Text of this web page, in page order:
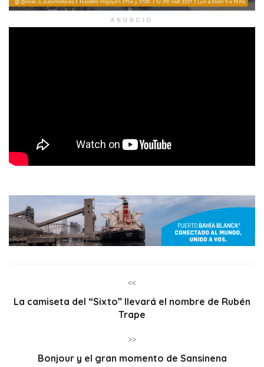
ANUNCIO
<<
La camiseta del “Sixto” llevará el nombre de Rubén
Trape
>>
Bonjour y el gran momento de Sansinena